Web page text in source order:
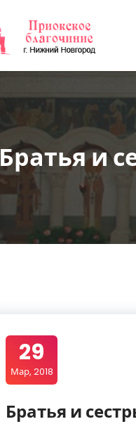
Братья и
29
Мар, 2018
Братья и